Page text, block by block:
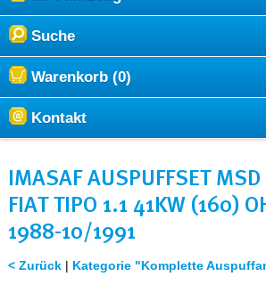
Suche
Warenkorb (0)
Kontakt
IMASAF AUSPUFFSET MSD
FIAT TIPO 1.1 41KW (160)
1988-10/1991
< Zurück| Kategorie "Komplette